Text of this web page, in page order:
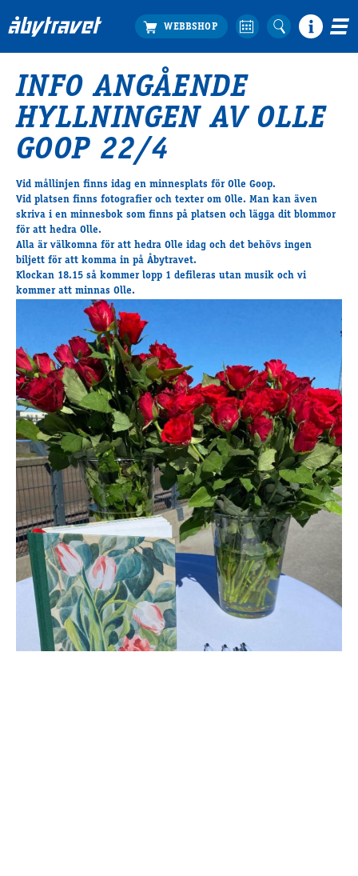
Köp biljett
Travprogrammet
Boka ställplats
Bra att veta
Restauranger
Catering by Lyon
Hotell nära oss
Nybörjar­guide
Presentkort
Tävlingsdagar
Travkonferens
Exponering & värdskap
Aktiviteter
Hört och hänt
Tävling
Tävlingsserier
Träning och provlopp
Aktiva
Månadens hästägare 2026
Månadens B-tränare 2026
Euro Classic Trot
Andelshästar
INFO ANGÅENDE
HYLLNINGEN AV OLLE
GOOP 22/4
Vid mållinjen finns idag en minnesplats för Olle Goop.
Vid platsen finns fotografier och texter om Olle. Man kan även
skriva i en minnesbok som finns på platsen och lägga dit blommor
för att hedra Olle.
Alla är välkomna för att hedra Olle idag och det behövs ingen
biljett för att komma in på Åbytravet.
Klockan 18.15 så kommer lopp 1 defileras utan musik och vi
kommer att minnas Olle.